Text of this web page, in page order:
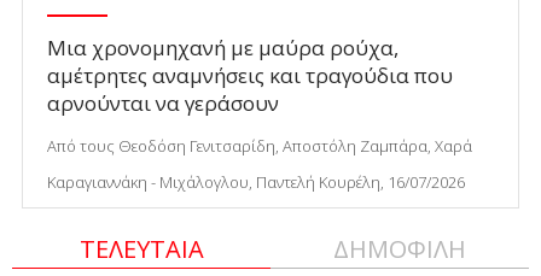
Μια χρονομηχανή με μαύρα ρούχα,
αμέτρητες αναμνήσεις και τραγούδια που
αρνούνται να γεράσουν
Από τους Θεοδόση Γενιτσαρίδη, Αποστόλη Ζαμπάρα, Χαρά
Καραγιαννάκη - Μιχάλογλου, Παντελή Κουρέλη, 16/07/2026
ΤΕΛΕΥΤΑΙΑ ΔΗΜΟΦΙΛΗ